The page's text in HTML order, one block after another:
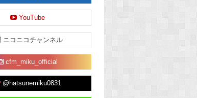
YouTube
ニコニコチャンネル
cfm_miku_official
@hatsunemiku0831